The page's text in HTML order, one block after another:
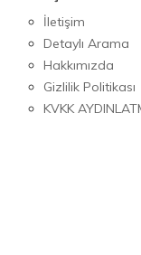
İletişim
Detaylı Arama
Hakkımızda
Gizlilik Politikası
KVKK